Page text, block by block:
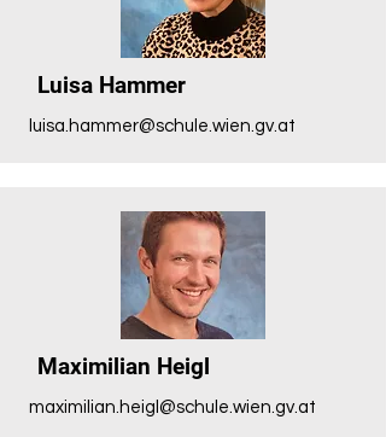
Luisa Hammer
luisa.hammer@schule.wien.gv.at
Maximilian Heigl
maximilian.heigl@schule.wien.gv.at